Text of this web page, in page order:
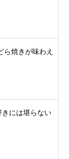
ら焼きが味わえ
には堪らない